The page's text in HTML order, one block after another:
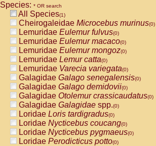
Species: * OR search
All Species(1)
Cheirogaleidae Microcebus murinus(0)
Lemuridae Eulemur fulvus(0)
Lemuridae Eulemur macaco(0)
Lemuridae Eulemur mongoz(0)
Lemuridae Lemur catta(0)
Lemuridae Varecia variegata(0)
Galagidae Galago senegalensis(0)
Galagidae Galago demidovii(0)
Galagidae Otolemur crassicaudatus(0)
Galagidae Galagidae spp.(0)
Loridae Loris tardigradus(0)
Loridae Nycticebus coucang(0)
Loridae Nycticebus pygmaeus(0)
Loridae Perodicticus potto(0)